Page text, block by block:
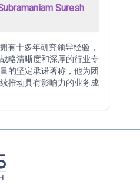
Suresh
有十多年研究领导经验，
略清晰度和深厚的行业专
的坚定承诺著称，他为团
推动具有影响力的业务成